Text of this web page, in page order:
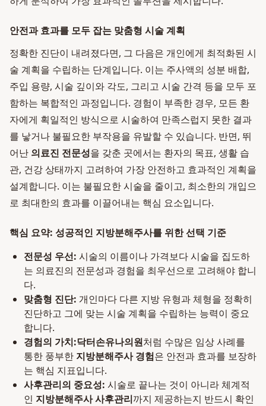
안전과 효과를 모두 잡는 맞춤형 시술 계획
정확한 진단이 내려졌다면, 그 다음은 개인에게 최적화된 시
술 계획을 수립하는 단계입니다. 이는 주사액의 성분 배합,
주입 용량, 시술 깊이와 각도, 그리고 시술 간격 등을 모두 포
함하는 복합적인 과정입니다. 경험이 부족한 경우, 모든 환
자에게 획일적인 방식으로 시술하여 만족스럽지 못한 결과
를 낳거나 불필요한 부작용을 유발할 수 있습니다. 반면, 뛰
어난 의료진 전문성을 갖춘 곳에서는 환자의 목표, 생활 습
관, 건강 상태까지 고려하여 가장 안전하고 효과적인 계획을
설계합니다. 이는 불필요한 시술을 줄이고, 최소한의 개입으
로 최대한의 효과를 이끌어내는 핵심 요소입니다.
핵심 요약: 성공적인 지방분해주사를 위한 선택 기준
전문성 우선: 시술의 이름이나 가격보다 시술을 집도하
는 의료진의 전문성과 경험을 최우선으로 고려해야 합니
다.
맞춤형 진단: 개인마다 다른 지방 유형과 체형을 정확히
진단하고 그에 맞는 시술 계획을 수립하는 능력이 중요
합니다.
경험의 가치:닥터손유나의원처럼 수많은 임상 사례를
통한 풍부한 지방분해주사 경험은 안전과 효과를 보장하
는 핵심 지표입니다.
사후관리의 중요성: 시술로 끝나는 것이 아니라 체계적
인 지방분해주사 사후관리까지 제공하는지 반드시 확인